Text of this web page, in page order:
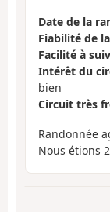
Date de la
Fiabilité de
Facilité à
Intérêt du
bien
Circuit très
Randonnée
Nous étions